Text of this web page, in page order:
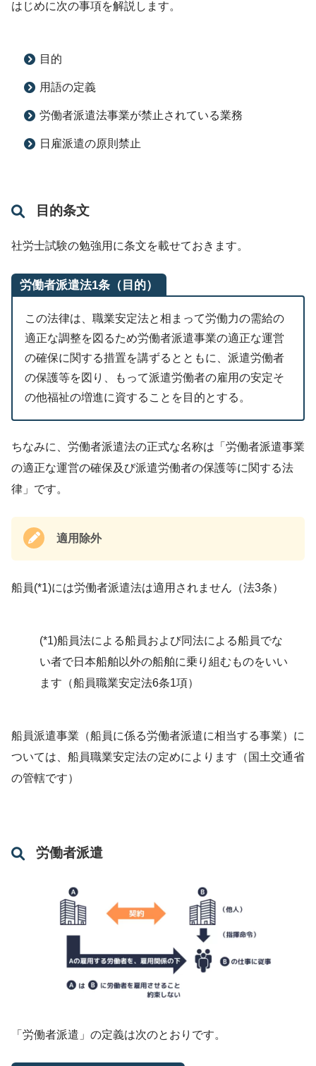
はじめに次の事項を解説します。
目的
用語の定義
労働者派遣法事業が禁止されている業務
日雇派遣の原則禁止
目的条文
社労士試験の勉強用に条文を載せておきます。
労働者派遣法1条（目的）
この法律は、職業安定法と相まって労働力の需給の
適正な調整を図るため労働者派遣事業の適正な運営
の確保に関する措置を講ずるとともに、派遣労働者
の保護等を図り、もって派遣労働者の雇用の安定そ
の他福祉の増進に資することを目的とする。
ちなみに、労働者派遣法の正式な名称は「労働者派遣事業
の適正な運営の確保及び派遣労働者の保護等に関する法
律」です。
適用除外
船員(*1)には労働者派遣法は適用されません（法3条）
(*1)船員法による船員および同法による船員でな
い者で日本船舶以外の船舶に乗り組むものをいい
ます（船員職業安定法6条1項）
船員派遣事業（船員に係る労働者派遣に相当する事業）に
ついては、船員職業安定法の定めによります（国土交通省
の管轄です）
労働者派遣
「労働者派遣」の定義は次のとおりです。